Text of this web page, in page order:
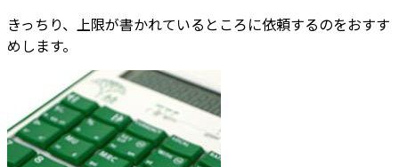
きっちり、上限が書かれているところに依頼するのをおすす
めします。